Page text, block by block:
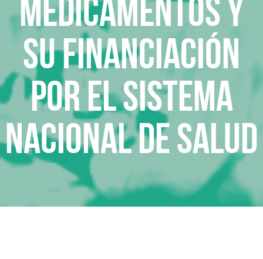
medicamentos y
su financiación
por el Sistema
Nacional de Salud